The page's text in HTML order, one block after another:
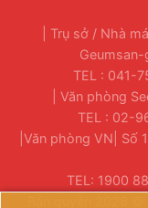
| Trụ sở / Nhà
Geumsan-
TEL : 041-
| Văn phòng
TEL : 02-
|Văn phòng VN| Số
TEL: 1900